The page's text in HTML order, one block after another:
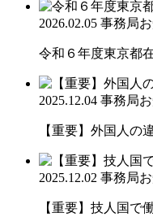
2026.02.05 事務局
令和６年度東京都
2025.12.04 事務局
【重要】外国人
2025.12.02 事務局
【重要】技人国で